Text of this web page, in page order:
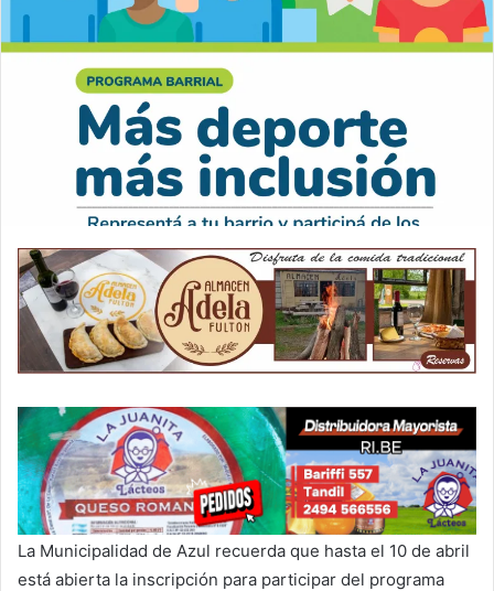
La Municipalidad de Azul recuerda que hasta el 10 de abril
está abierta la inscripción para participar del programa